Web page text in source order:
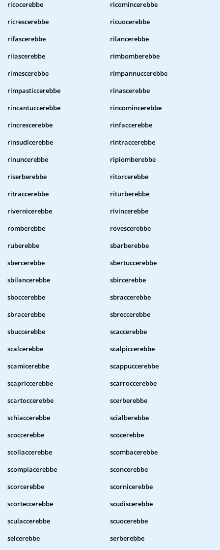
ricocerebbe
ricomincerebbe
ricrescerebbe
ricuocerebbe
rifascerebbe
rilancerebbe
rilascerebbe
rimbomberebbe
rimescerebbe
rimpannuccerebbe
rimpasticcerebbe
rinascerebbe
rincantuccerebbe
rincomincerebbe
rincrescerebbe
rinfaccerebbe
rinsudicerebbe
rintraccerebbe
rinuncerebbe
ripiomberebbe
riserberebbe
ritorcerebbe
ritraccerebbe
riturberebbe
rivernicerebbe
rivincerebbe
romberebbe
rovescerebbe
ruberebbe
sbarberebbe
sbercerebbe
sbertuccerebbe
sbilancerebbe
sbircerebbe
sboccerebbe
sbraccerebbe
sbracerebbe
sbreccerebbe
sbuccerebbe
scaccerebbe
scalcerebbe
scalpiccerebbe
scamicerebbe
scappuccerebbe
scapriccerebbe
scarroccerebbe
scartoccerebbe
scerberebbe
schiaccerebbe
scialberebbe
scoccerebbe
scocerebbe
scollaccerebbe
scombacerebbe
scompiacerebbe
sconcerebbe
scorcerebbe
scornicerebbe
scorteccerebbe
scudiscerebbe
sculaccerebbe
scuocerebbe
selcerebbe
serberebbe